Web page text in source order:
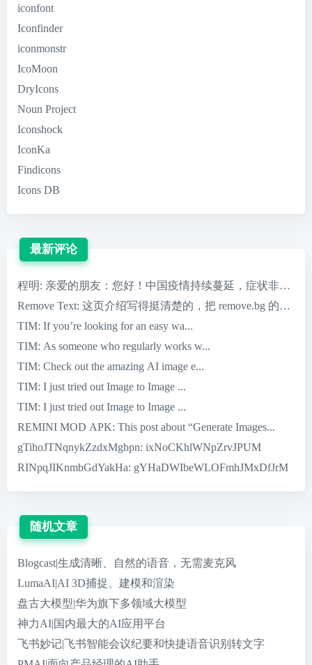
iconfont
Iconfinder
iconmonstr
IcoMoon
DryIcons
Noun Project
Iconshock
IconKa
Findicons
Icons DB
最新评论
程明: 亲爱的朋友：您好！中国疫情持续蔓延，症状非常严
Remove Text: 这页介绍写得挺清楚的，把 remove.bg 的核心
TIM: If you’re looking for an easy wa...
TIM: As someone who regularly works w...
TIM: Check out the amazing AI image e...
TIM: I just tried out Image to Image ...
TIM: I just tried out Image to Image ...
REMINI MOD APK: This post about “Generate Images...
gTihoJTNqnykZzdxMgbpn: ixNoCKhlWNpZrvJPUM
RINpqJIKnmbGdYakHa: gYHaDWIbeWLOFmhJMxDfJrM
随机文章
Blogcast|生成清晰、自然的语音，无需麦克风
LumaAI|AI 3D捕捉、建模和渲染
盘古大模型|华为旗下多领域大模型
神力AI|国内最大的AI应用平台
飞书妙记|飞书智能会议纪要和快捷语音识别转文字